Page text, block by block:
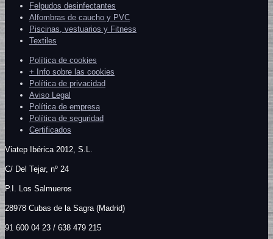
Felpudos desinfectantes
Alfombras de caucho y PVC
Piscinas, vestuarios y Fitness
Textiles
Política de cookies
+ Info sobre las cookies
Política de privacidad
Aviso Legal
Política de empresa
Política de seguridad
Certificados
Viatep Ibérica 2012, S.L.
C/ Del Tejar, nº 24
P.I. Los Salmueros
28978 Cubas de la Sagra (Madrid)
91 600 04 23 / 638 479 215